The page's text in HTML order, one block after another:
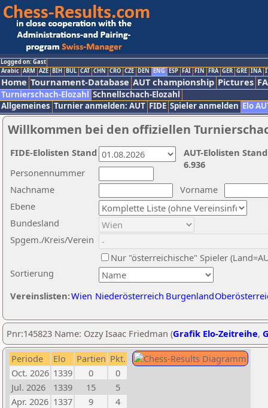
Logged on: Gast
Arabic ARM AZE BIH BUL CAT CHN CRO CZE DEN ENG ESP FAI FIN FRA GER GRE INA
Home Tournament-Database AUT championship Pictures
Turnierschach-Elozahl Schnellschach-Elozahl
Allgemeines Turnier anmelden: AUT FIDE Spieler anmelden Elo
Willkommen bei den offiziellen
Nachname
Vorname
Ebene
Sortierung
Personennummer
Bundesland
Spgem./Kreis/Verein
Nur "österreichische" Spieler
Vereinslisten:Wien Niederösterreich Burgenland
AUT-Elolisten
6.936
FIDE-Elolisten Stand
Pnr:145823 Name: Ozzy Isaac Friedman (Grafik Elo-Zeitreihe,
Periode Elo Partien Pkt.
Oct. 2026 1339 0
0
Jul. 2026
1339 15
5
Apr. 2026 1337 9
4